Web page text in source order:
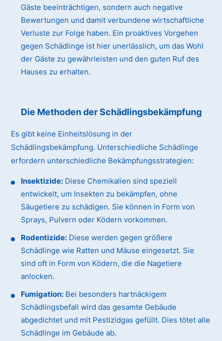
Gäste beeinträchtigen, sondern auch negative
Bewertungen und damit verbundene wirtschaftliche
Verluste zur Folge haben. Ein proaktives Vorgehen
gegen Schädlinge ist hier unerlässlich, um das Wohl
der Gäste zu gewährleisten und den guten Ruf des
Hauses zu erhalten.
Die Methoden der Schädlingsbekämpfung
Es gibt keine Einheitslösung in der
Schädlingsbekämpfung. Unterschiedliche Schädlinge
erfordern unterschiedliche Bekämpfungsstrategien:
Insektizide: Diese Chemikalien sind speziell
entwickelt, um Insekten zu bekämpfen, ohne
Säugetiere zu schädigen. Sie können in Form von
Sprays, Pulvern oder Ködern vorkommen.
Rodentizide: Diese werden gegen größere
Schädlinge wie Ratten und Mäuse eingesetzt. Sie
sind oft in Form von Ködern, die die Nagetiere
anlocken.
Fumigation: Bei besonders hartnäckigem
Schädlingsbefall wird das gesamte Gebäude
abgedichtet und mit Pestizidgas gefüllt. Dies tötet alle
Schädlinge im Gebäude ab.